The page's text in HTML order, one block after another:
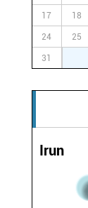
17 18
24 25
31
Irun